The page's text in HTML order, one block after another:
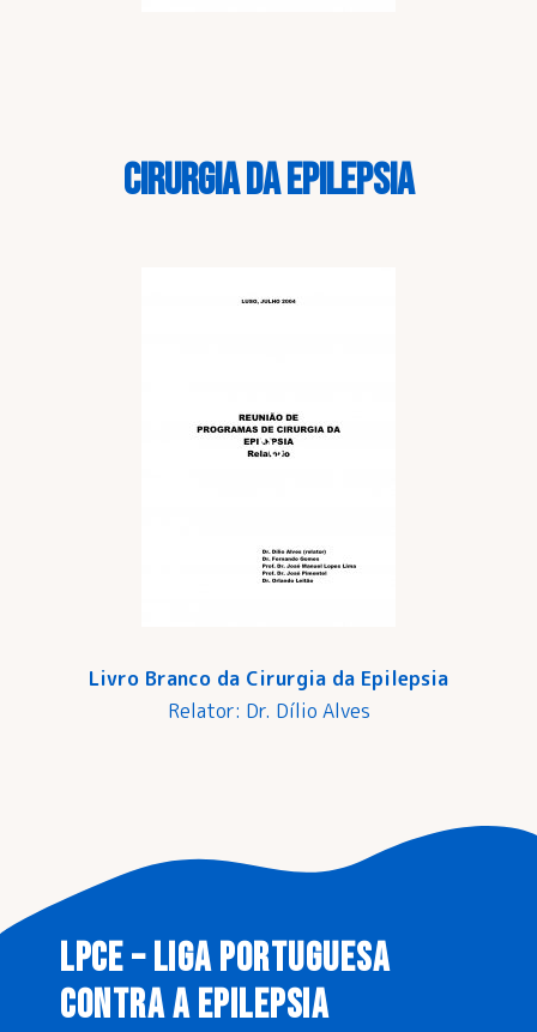
CIRURGIA DA EPILEPSIA
Livro Branco da Cirurgia da Epilepsia
Relator: Dr. Dílio Alves
LPCE – LIGA PORTUGUESA
CONTRA A EPILEPSIA